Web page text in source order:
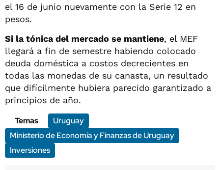
el 16 de junio nuevamente con la Serie 12 en
pesos.
Si la tónica del mercado se mantiene, el MEF
llegará a fin de semestre habiendo colocado
deuda doméstica a costos decrecientes en
todas las monedas de su canasta, un resultado
que difícilmente hubiera parecido garantizado a
principios de año.
Temas
Uruguay
Ministerio de Economía y Finanzas de Uruguay
Inversiones